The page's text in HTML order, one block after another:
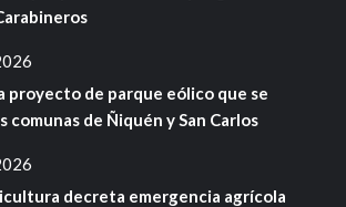
proyecto de parque eólico que se
comunas de Ñiquén y San Carlos
decreta emergencia agrícola